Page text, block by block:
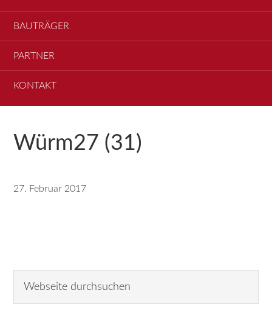
BAUTRÄGER
PARTNER
KONTAKT
Würm27 (31)
27. Februar 2017
Seitenspalte
durchsuchen